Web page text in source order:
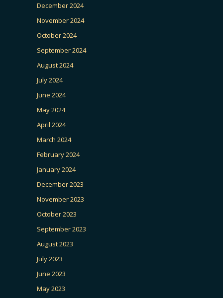
December 2024
November 2024
October 2024
September 2024
August 2024
July 2024
June 2024
May 2024
April 2024
March 2024
February 2024
January 2024
December 2023
November 2023
October 2023
September 2023
August 2023
July 2023
June 2023
May 2023